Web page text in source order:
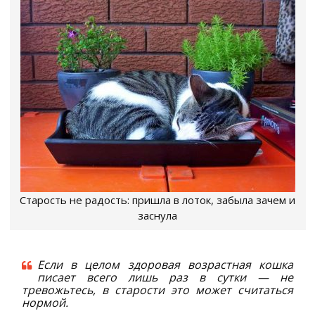
Старость не радость: пришла в лоток, забыла зачем и
заснула
Если в целом здоровая возрастная кошка
писает всего лишь раз в сутки — не
тревожьтесь, в старости это может считаться
нормой.